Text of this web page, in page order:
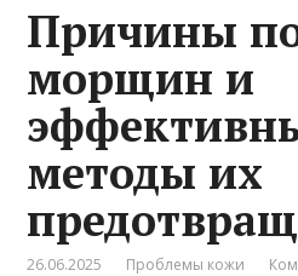
Причины
морщин и
методы их
26.06.2025 Проблемы кожи